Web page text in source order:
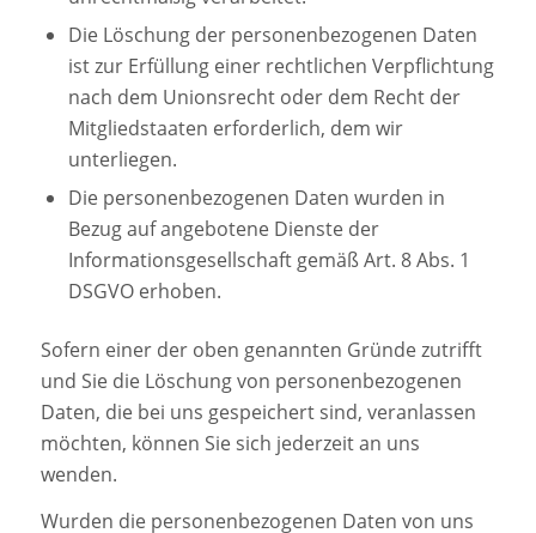
Die Löschung der personenbezogenen Daten
ist zur Erfüllung einer rechtlichen Verpflichtung
nach dem Unionsrecht oder dem Recht der
Mitgliedstaaten erforderlich, dem wir
unterliegen.
Die personenbezogenen Daten wurden in
Bezug auf angebotene Dienste der
Informationsgesellschaft gemäß Art. 8 Abs. 1
DSGVO erhoben.
Sofern einer der oben genannten Gründe zutrifft
und Sie die Löschung von personenbezogenen
Daten, die bei uns gespeichert sind, veranlassen
möchten, können Sie sich jederzeit an uns
wenden.
Wurden die personenbezogenen Daten von uns